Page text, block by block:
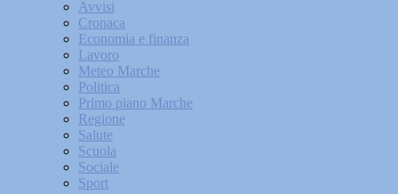
Avvisi
Cronaca
Economia e finanza
Lavoro
Meteo Marche
Politica
Primo piano Marche
Regione
Salute
Scuola
Sociale
Sport